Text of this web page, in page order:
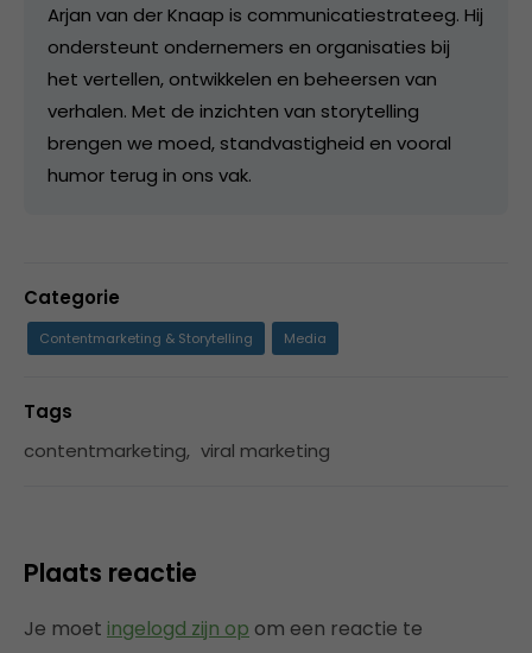
Arjan van der Knaap is communicatiestrateeg. Hij
ondersteunt ondernemers en organisaties bij
het vertellen, ontwikkelen en beheersen van
verhalen. Met de inzichten van storytelling
brengen we moed, standvastigheid en vooral
humor terug in ons vak.
Categorie
Contentmarketing & Storytelling Media
Tags
contentmarketing, viral marketing
Plaats reactie
Je moet ingelogd zijn op om een reactie te